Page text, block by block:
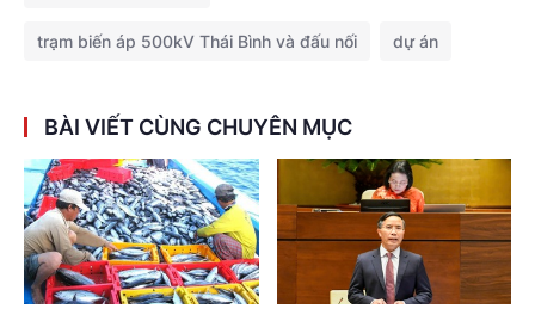
trạm biến áp 500kV Thái Bình và đấu nối dự án
BÀI VIẾT CÙNG CHUYÊN MỤC